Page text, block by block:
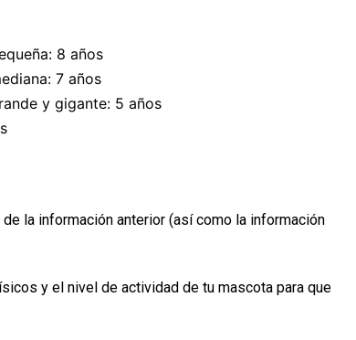
8 años
7 años
y gigante: 5 años
la información anterior (así como la información
y el nivel de actividad de tu mascota para que